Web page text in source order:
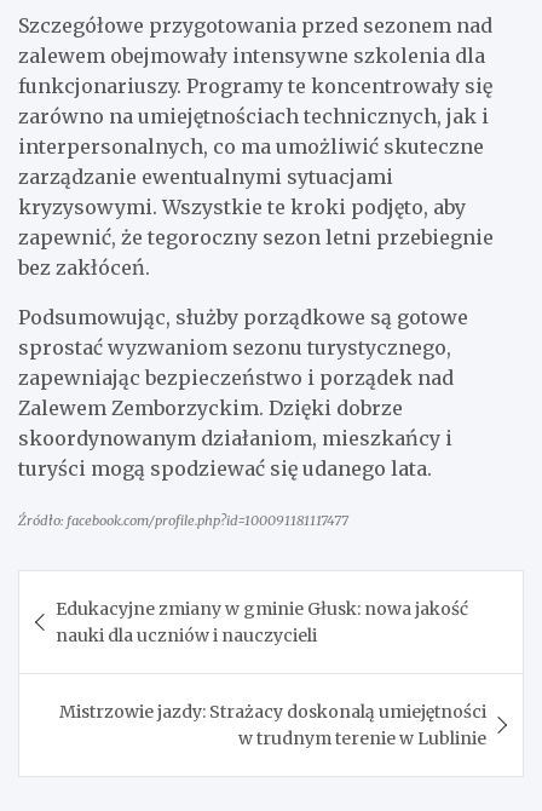
Szczegółowe przygotowania przed sezonem nad
zalewem obejmowały intensywne szkolenia dla
funkcjonariuszy. Programy te koncentrowały się
zarówno na umiejętnościach technicznych, jak i
interpersonalnych, co ma umożliwić skuteczne
zarządzanie ewentualnymi sytuacjami
kryzysowymi. Wszystkie te kroki podjęto, aby
zapewnić, że tegoroczny sezon letni przebiegnie
bez zakłóceń.
Podsumowując, służby porządkowe są gotowe
sprostać wyzwaniom sezonu turystycznego,
zapewniając bezpieczeństwo i porządek nad
Zalewem Zemborzyckim. Dzięki dobrze
skoordynowanym działaniom, mieszkańcy i
turyści mogą spodziewać się udanego lata.
Źródło: facebook.com/profile.php?id=100091181117477
wpisu
Edukacyjne zmiany w gminie Głusk: nowa jakość
nauki dla uczniów i nauczycieli
Mistrzowie jazdy: Strażacy doskonalą umiejętności
w trudnym terenie w Lublinie